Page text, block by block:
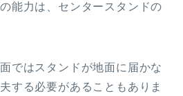
能力は、センタースタンドの
ではスタンドが地面に届かな
する必要があることもありま